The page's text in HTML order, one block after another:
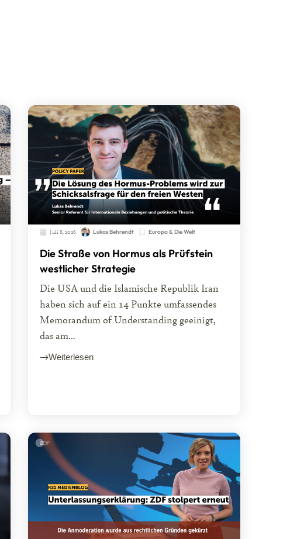
Juli 8, 2026 Lukas Behrendt Europa & Die Welt
Die Straße von Hormus als Prüfstein
westlicher Strategie
Die USA und die Islamische Republik Iran
haben sich auf ein 14 Punkte umfassendes
Memorandum of Understanding geeinigt,
das am...
Weiterlesen